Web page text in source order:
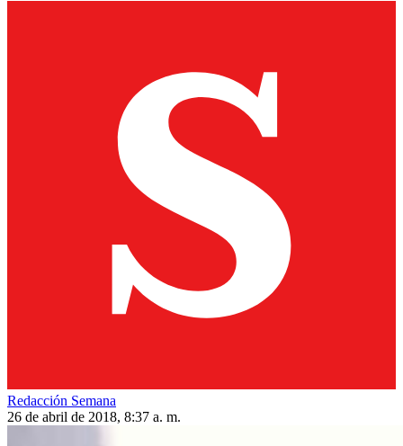
Redacción Semana
26 de abril de 2018, 8:37 a. m.